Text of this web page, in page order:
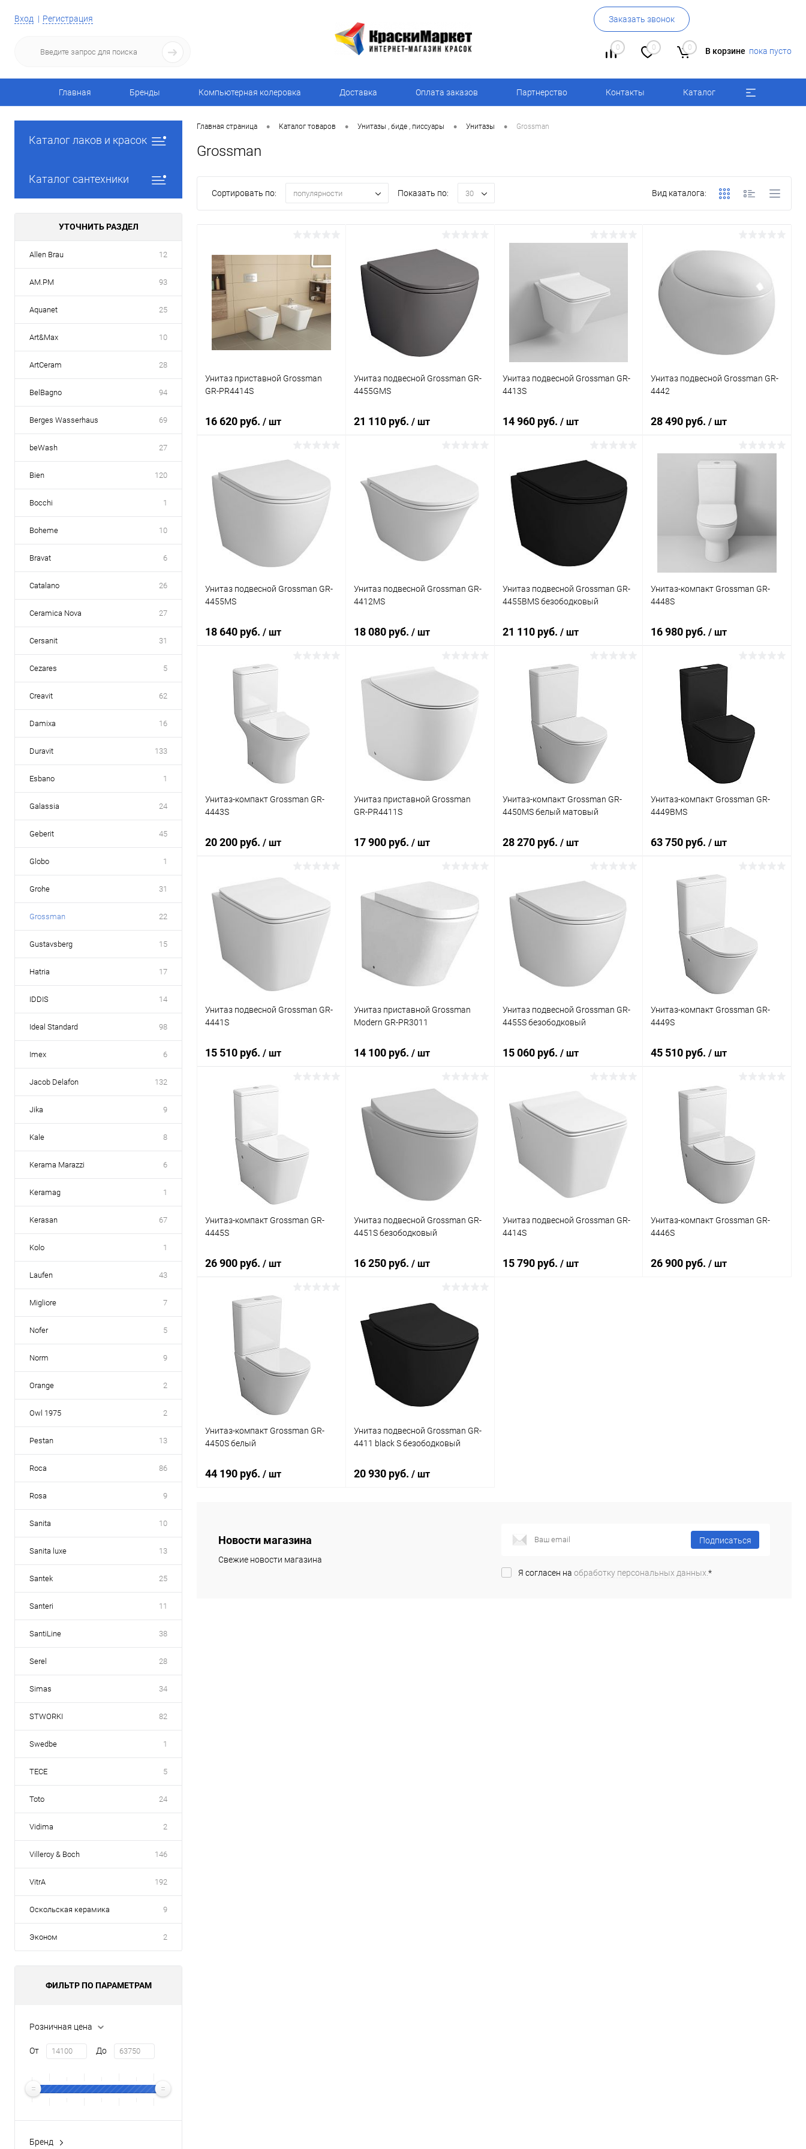
Вход Регистрация Заказать звонок
0 0 0 В корзине пока пусто
Главная Бренды Компьютерная колеровка Доставка Оплата заказов Партнерство Контакты Каталог
Каталог лаков и красок
Каталог сантехники
УТОЧНИТЬ РАЗДЕЛ
Allen Brau 12
AM.PM 93
Aquanet 25
Art&Max 10
ArtCeram 28
BelBagno 94
Berges Wasserhaus 69
beWash 27
Bien 120
Bocchi 1
Boheme 10
Bravat 6
Catalano 26
Ceramica Nova 27
Cersanit 31
Cezares 5
Creavit 62
Damixa 16
Duravit 133
Esbano 1
Galassia 24
Geberit 45
Globo 1
Grohe 31
Grossman 22
Gustavsberg 15
Hatria 17
IDDIS 14
Ideal Standard 98
Imex 6
Jacob Delafon 132
Jika 9
Kale 8
Kerama Marazzi 6
Keramag 1
Kerasan 67
Kolo 1
Laufen 43
Migliore 7
Nofer 5
Norm 9
Orange 2
Owl 1975 2
Pestan 13
Roca 86
Rosa 9
Sanita 10
Sanita luxe 13
Santek 25
Santeri 11
SantiLine 38
Serel 28
Simas 34
STWORKI 82
Swedbe 1
TECE 5
Toto 24
Vidima 2
Villeroy & Boch 146
VitrA 192
Оскольская керамика 9
Эконом 2
ФИЛЬТР ПО ПАРАМЕТРАМ
Розничная цена
От До
Бренд
Главная страница • Каталог товаров • Унитазы , биде , писсуары • Унитазы • Grossman
Grossman
Сортировать по: популярности Показать по: 30 Вид каталога:
Унитаз приставной Grossman
GR-PR4414S
16 620 руб. / шт
Купить в 1 клик Сравнение
Под заказ
Унитаз подвесной Grossman GR-
4455GMS
21 110 руб. / шт
В корзину
Купить в 1 клик Сравнение
В избранное Под заказ
Унитаз подвесной Grossman GR-
4413S
14 960 руб. / шт
Купить в 1 клик Сравнение
В избранное Под заказ
Унитаз подвесной Grossman GR-
4442
28 490 руб./ шт
В корзину
Купить в 1 клик
В избранное
Унитаз подвесной Grossman GR-
4455MS
18 640 руб. / шт
Купить в 1 клик
В избранное Под заказ
Унитаз подвесной Grossman GR-
4412MS
18 080 руб. / шт
Сравнение
Унитаз подвесной Grossman GR-
4455BMS безободковый
21 110 руб. / шт
Купить в 1 клик
В избранное Под заказ
Унитаз-компакт Grossman GR-
4448S
16 980 руб./ шт
В корзину
Купить в 1 клик
В избранное Под заказ
Унитаз-компакт Grossman GR-
4443S
20 200 руб. / шт
Купить в 1 клик Сравнение
В избранное Под заказ
Унитаз приставной Grossman
GR-PR4411S
17 900 руб. / шт
Сравнение
Унитаз-компакт Grossman GR-
4450MS белый матовый
28 270 руб. / шт
Купить в 1 клик Сравнение
В избранное Под заказ
Унитаз-компакт Grossman GR-
4449BMS
63 750 руб./ шт
Купить в 1 клик
В избранное Под заказ
Унитаз подвесной Grossman GR-
4441S
15 510 руб. / шт
Купить в 1 клик
В избранное Под заказ
Унитаз приставной Grossman
Modern GR-PR3011
14 100 руб. / шт
Купить в 1 клик Сравнение
В избранное Под заказ
Унитаз подвесной Grossman GR-
4455S безободковый
15 060 руб. / шт
Купить в 1 клик Сравнение
В избранное Под заказ
Унитаз-компакт Grossman GR-
4449S
45 510 руб./ шт
Купить в 1 клик
В избранное Под заказ
Унитаз-компакт Grossman GR-
4445S
26 900 руб. / шт
Купить в 1 клик
В избранное Под заказ
Унитаз подвесной Grossman GR-
4451S безободковый
16 250 руб. / шт
В корзину
Купить в 1 клик Сравнение
В избранное Под заказ
Унитаз подвесной Grossman GR-
4414S
15 790 руб. / шт
Унитаз-компакт Grossman GR-
4446S
26 900 руб./ шт
Унитаз-компакт Grossman GR-
4450S белый
44 190 руб. / шт
Купить в 1 клик
Унитаз подвесной Grossman GR-
4411 black S безободковый
20 930 руб. / шт
Новости магазина
Свежие новости магазина
Подписаться
Я согласен на обработку персональных данных. *